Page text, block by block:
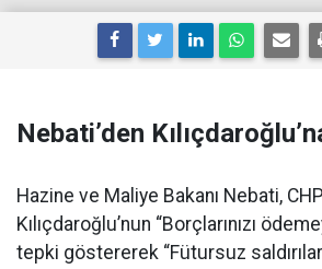
Nebati’den
Hazine ve Maliye Bakanı Nebati,
Kılıçdaroğlu’nun “Borçlarınızı
tepki göstererek “Fütursuz